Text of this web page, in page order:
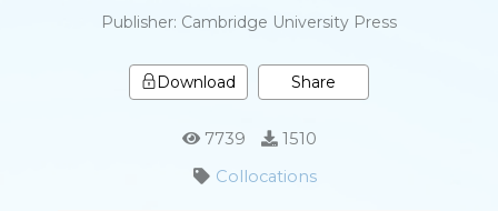
Publisher: Cambridge University Press
Download Share
7739
1510
Collocations